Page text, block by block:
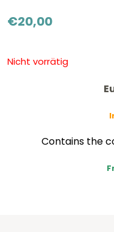
€20,00
Nicht vorrätig
Contains the